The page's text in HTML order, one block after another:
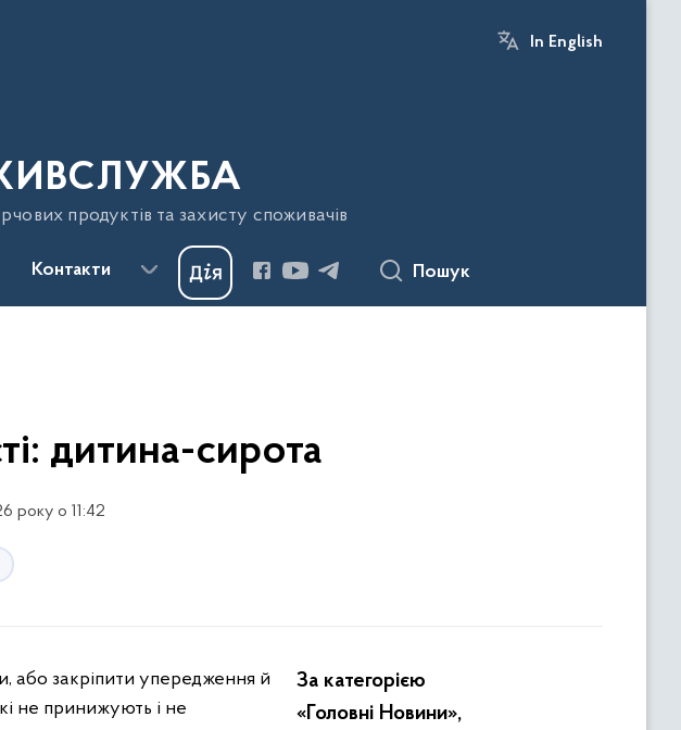
In English
продуктів та захисту споживачів
Контакти Пошук
дитина-сирота
року о 11:42
не принижують і не
За категорією
«Головні Новини»,